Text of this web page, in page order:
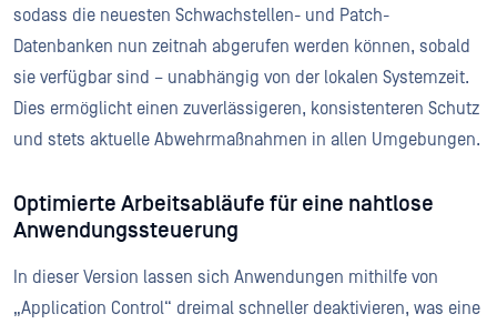
sodass die neuesten Schwachstellen- und Patch-
Datenbanken nun zeitnah abgerufen werden können, sobald
sie verfügbar sind – unabhängig von der lokalen Systemzeit.
Dies ermöglicht einen zuverlässigeren, konsistenteren Schutz
und stets aktuelle Abwehrmaßnahmen in allen Umgebungen.
Optimierte Arbeitsabläufe für eine nahtlose
Anwendungssteuerung
In dieser Version lassen sich Anwendungen mithilfe von
„Application Control“ dreimal schneller deaktivieren, was eine